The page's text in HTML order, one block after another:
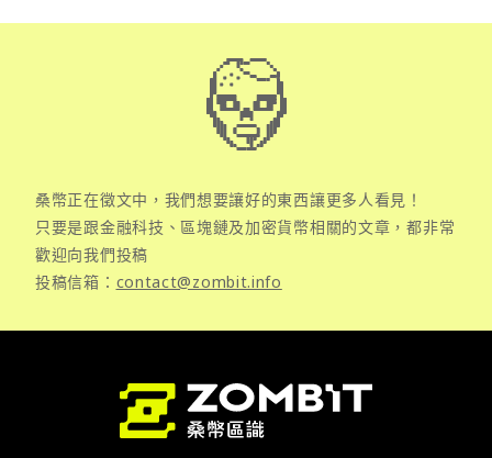
桑幣正在徵文中，我們想要讓好的東西讓更多人看見！
只要是跟金融科技、區塊鏈及加密貨幣相關的文章，都非常
歡迎向我們投稿
投稿信箱： contact@zombit.info